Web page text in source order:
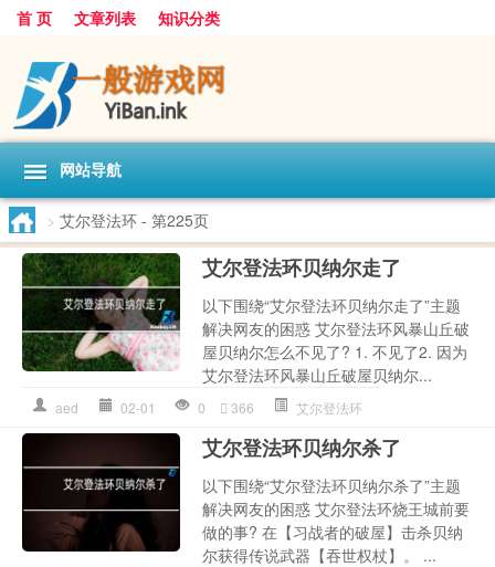
首 页 文章列表 知识分类
网站导航
> 艾尔登法环 - 第225页
艾尔登法环贝纳尔走了
以下围绕“艾尔登法环贝纳尔走了”主题
解决网友的困惑 艾尔登法环风暴山丘破
屋贝纳尔怎么不见了? 1. 不见了2. 因为
艾尔登法环风暴山丘破屋贝纳尔...
aed 02-01 0 366 艾尔登法环
艾尔登法环贝纳尔杀了
以下围绕“艾尔登法环贝纳尔杀了”主题
解决网友的困惑 艾尔登法环烧王城前要
做的事? 在【习战者的破屋】击杀贝纳
尔获得传说武器【吞世权杖】。 ...